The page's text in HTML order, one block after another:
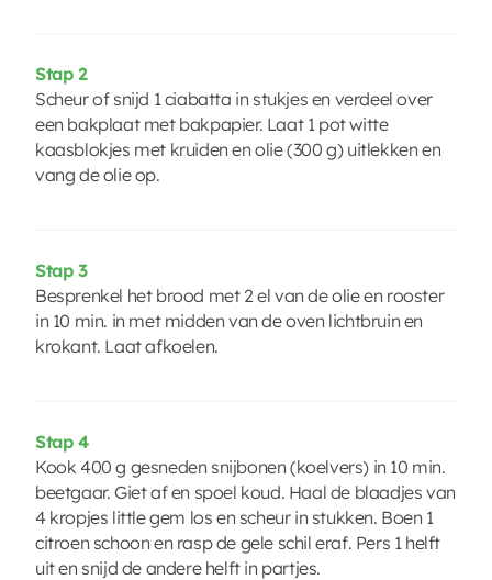
Stap 2
Scheur of snijd 1 ciabatta in stukjes en verdeel over
een bakplaat met bakpapier. Laat 1 pot witte
kaasblokjes met kruiden en olie (300 g) uitlekken en
vang de olie op.
Stap 3
Besprenkel het brood met 2 el van de olie en rooster
in 10 min. in met midden van de oven lichtbruin en
krokant. Laat afkoelen.
Stap 4
Kook 400 g gesneden snijbonen (koelvers) in 10 min.
beetgaar. Giet af en spoel koud. Haal de blaadjes van
4 kropjes little gem los en scheur in stukken. Boen 1
citroen schoon en rasp de gele schil eraf. Pers 1 helft
uit en snijd de andere helft in partjes.